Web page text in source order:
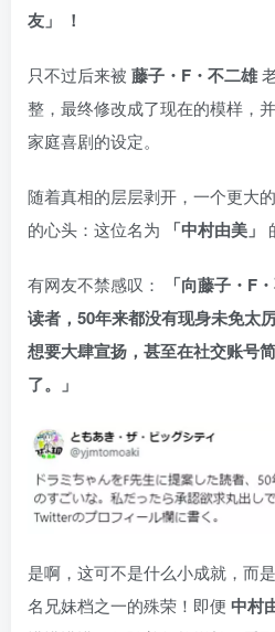
友」 ！
只不过后来被 藤子・F・不二雄
整，最终修改成了现在的模样，
家庭喜剧的设定。
随着真相的层层剥开，一个更大
的心头：这位名为
「中村由美」
有网友不禁感叹：
「向藤子・F
读者，50年来都没有现身未免太
想要大肆宣扬，甚至在社交账号
了。」
是啊，这可不是什么小成就，而
名兄妹档之一的殊荣！即便 中村